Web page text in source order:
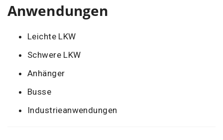
Anwendungen
Leichte LKW
Schwere LKW
Anhänger
Busse
Industrieanwendungen